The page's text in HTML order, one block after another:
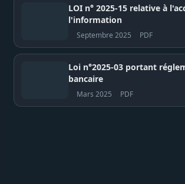
LOI n° 2025-15 relative à
l'information
Septembre 2025 PDF
Loi n°2025-03 portant
bancaire
Mars 2025 PDF